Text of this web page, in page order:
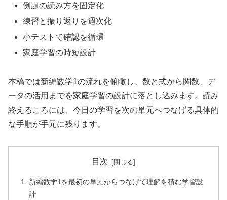
例題の読み方を固定化
練習と振り返りを週次化
小テストで確認を循環
家庭学習の時短設計
本稿では新編数学1の流れを俯瞰し、数と式から関数、デ
ータの活用までを家庭学習の設計に落とし込みます。読み
終えるころには、今日の学習を次の単元へつなげる具体的
な手順が手元に残ります。
目次
新編数学1を最初の単元からつなげて理解を積む学習設
計